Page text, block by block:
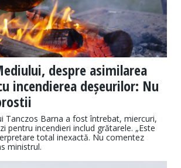
despre asimilarea
incendierea deșeurilor: Nu
Tanczos Barna a fost întrebat, miercuri,
pentru incendieri includ grătarele. „Este
total inexactă. Nu comentez
ministrul.